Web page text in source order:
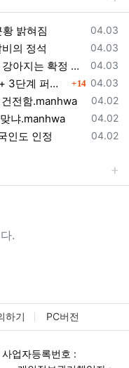
등록일
04.03
밝혀짐
등록일
04.03
의 정석
등록일
04.03
붉은사막-반려동물 친밀도 올리는 법, 강아지는 확정 고양이는 조건 확인
등록일
04.03
챕터9 퍼즐 막혔다면? 어비스 하늘길 + 3단계 퍼즐 공략 순서 정리 (길찾기 포함) 댓글
14
등록일
04.02
전함.manhwa
등록일
04.02
냐.manhwa
등록일
04.02
인도 인정
.
하기 PC버전
사업자등록번호 :